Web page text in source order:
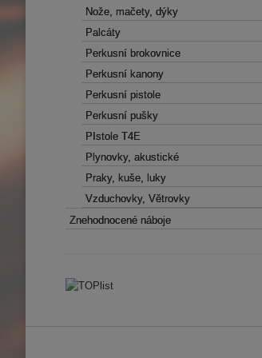
Nože, mačety, dýky
Palcáty
Perkusní brokovnice
Perkusní kanony
Perkusní pistole
Perkusní pušky
PIstole T4E
Plynovky, akustické
Praky, kuše, luky
Vzduchovky, Větrovky
Znehodnocené náboje
Nože, mačety, dýky
Palcáty
Perkusní brokovnice
Perkusní kanony
Perkusní pistole
Perkusní pušky
PIstole T4E
Plynovky, akustické
Praky, kuše, luky
Vzduchovky, Větrovky
Znehodnocené náboje